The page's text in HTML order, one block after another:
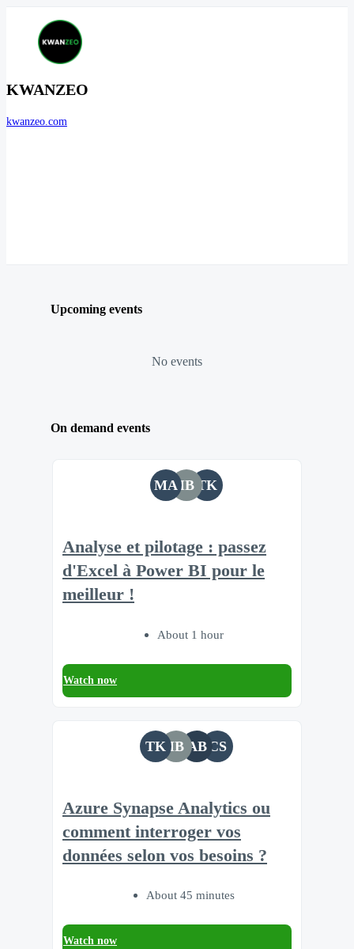
KWANZEO
kwanzeo.com
Upcoming events
No events
On demand events
MA IB TK
Analyse et pilotage : passez
d'Excel à Power BI pour le
meilleur !
About 1 hour
Watch now
TK IB AB CS
Azure Synapse Analytics ou
comment interroger vos
données selon vos besoins ?
About 45 minutes
Watch now